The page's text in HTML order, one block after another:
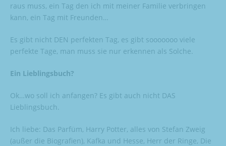
raus muss, ein Tag den ich mit meiner Familie verbringen
kann, ein Tag mit Freunden…
Es gibt nicht DEN perfekten Tag, es gibt sooooooo viele
perfekte Tage, man muss sie nur erkennen als Solche.
Ein Lieblingsbuch?
Ok…wo soll ich anfangen? Es gibt auch nicht DAS
Lieblingsbuch.
Ich liebe: Das Parfüm, Harry Potter, alles von Stefan Zweig
(außer die Biografien), Kafka und Hesse, Herr der Ringe, Die